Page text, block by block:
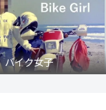
バイク女子